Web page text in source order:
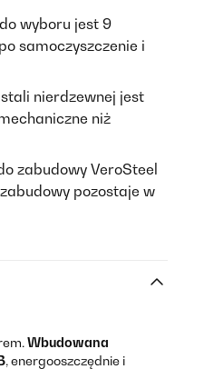
do wyboru jest 9
samoczyszczenie i
nierdzewnej jest
niż
zabudowy VeroSteel
pozostaje w
Wbudowana
, energooszczędnie i